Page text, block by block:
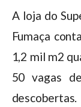
A loja do
Fumaça
1,2 mil m2
50 vagas